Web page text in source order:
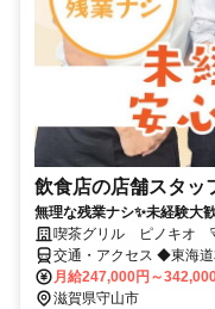
飲食店の店舗スタッ
無理な残業ナシ✨未経験大
喫茶グリル ピノキオ
交通・アクセス ◆東海
月給247,000円～
滋賀県守山市